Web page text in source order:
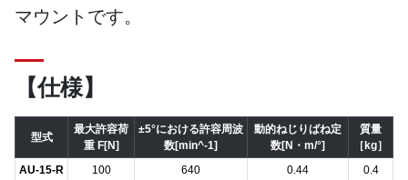
マウントです。
【仕様】
型式
最大許容荷
重 F[N]
±5°における許容周波
数[min^-1]
動的ねじりばね定
数[N・m/°]
質量
［kg］
AU-15-R
100 640 0.44
0.4